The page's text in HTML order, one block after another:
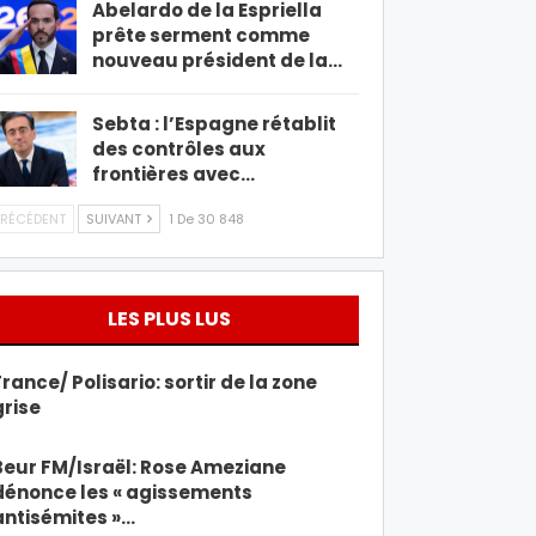
Abelardo de la Espriella
prête serment comme
nouveau président de la…
Sebta : l’Espagne rétablit
des contrôles aux
frontières avec…
SUIVANT 1 De 30 848
LES PLUS LUS
Polisario: sortir de la zone
FM/Israël: Rose Ameziane
les « agissements
»…